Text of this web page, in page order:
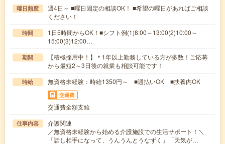
曜日頻度
週4日～ ■曜日固定の相談OK！ ■希望の曜日があればご相談
ください！
時間
1日5時間からOK！■シフト例(1)8:00～13:00(2)10:00～
15:00(3)12:00…
期間
【積極採用中！】＊1年以上勤務している方が多数！ご応募
から最短2～3日後の就業も相談可能です！
時給 無資格未経験：時給1350円～ ■週払いOK ■扶養内OK
交通費
交通費全額支給
仕事内容
介護関連
／無資格未経験から始める介護施設での生活サポート！＼
「話し相手になって、うんうんとうなずく」「天気が…